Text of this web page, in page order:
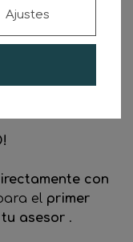
con
elprimer
tu asesor .
Ajustes